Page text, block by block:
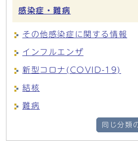
感染症・難病
その他感染症に関する情報
インフルエンザ
新型コロナ(COVID-19)
結核
難病
同じ分類